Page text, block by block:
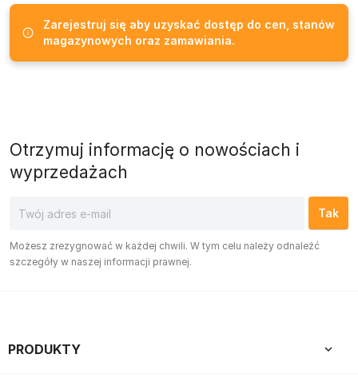
Zarejestruj się aby uzyskać dostęp do cen, stanów
magazynowych oraz zamawiania.
Otrzymuj informację o nowościach i
wyprzedażach
Możesz zrezygnować w każdej chwili. W tym celu należy odnaleźć
szczegóły w naszej informacji prawnej.
PRODUKTY 